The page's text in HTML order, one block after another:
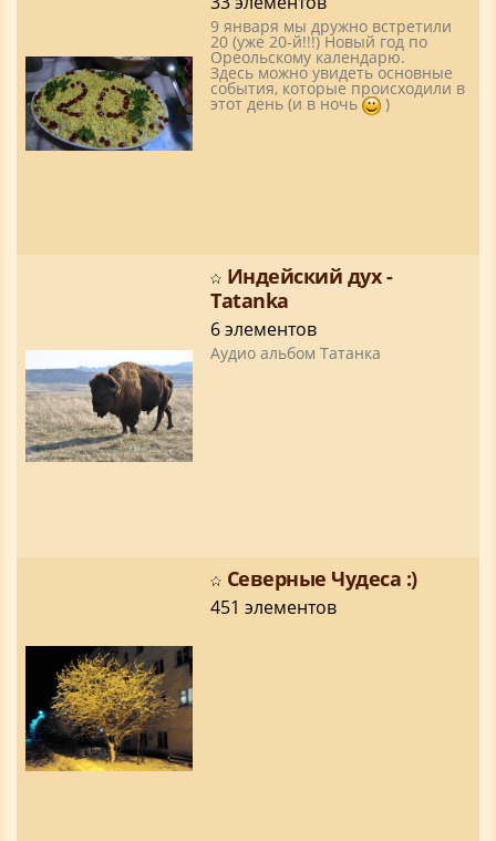
9 января мы дружно встретили
20 (уже 20-й!!!) Новый год по
Ореольскому календарю.
Здесь можно увидеть основные
события, которые происходили в
этот день (и в ночь )
Индейский дух -
Tatanka
6 элементов
Аудио альбом Татанка
Северные Чудеса :)
451 элементов